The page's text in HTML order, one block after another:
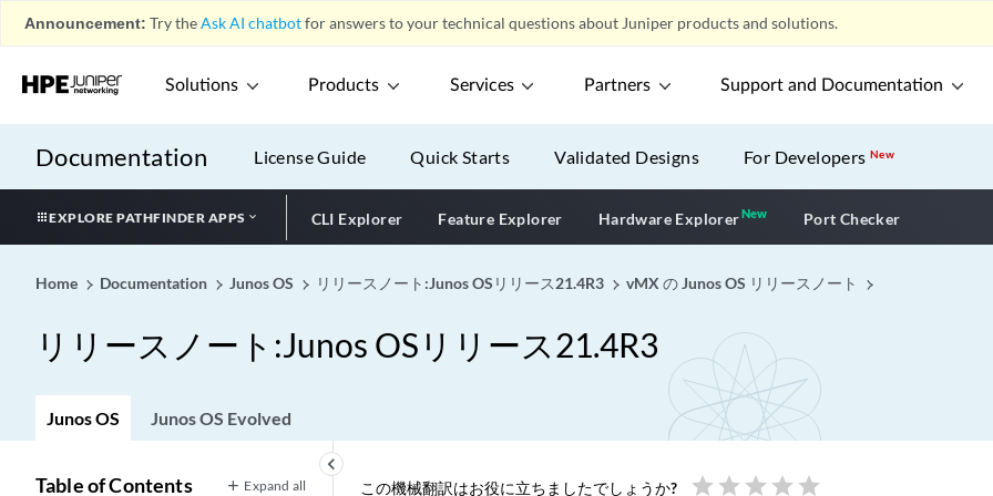
Announcement: Try theAsk AI chatbotfor answers to your technical questions about Juniper products and solutions.
Solutions Products Services Partners Support and Documentation
Documentation License Guide Quick Starts Validated Designs For DevelopersNew
EXPLORE PATHFINDER APPS CLI Explorer Feature Explorer Hardware ExplorerNewNew application
Port Checker
Home Documentation Junos OS リリースノート:Junos OSリリース21.4R3 vMX の Junos OS リリースノート
リリースノート:Junos OSリリース21.4R3
Junos OS Junos OS Evolved
keyboard_arrow_left
Table of Contents Expand all この機械翻訳はお役に立ちましたでしょうか? star star star star star